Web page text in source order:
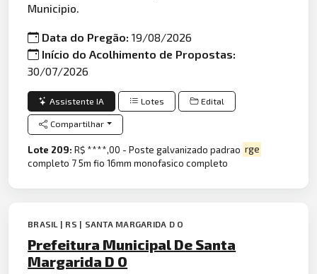
Municipio.
Data do Pregão:19/08/2026
Início do Acolhimento de Propostas:
30/07/2026
Assistente IA Lotes Edital
Compartilhar
Lote 209:R$ ****,00 - Poste galvanizado padrao rge
completo 7 5m fio 16mm monofasico completo
BRASIL | RS | SANTA MARGARIDA D O
Prefeitura Municipal De Santa
Margarida D O